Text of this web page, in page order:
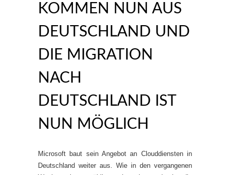
KOMMEN NUN AUS
DEUTSCHLAND UND
DIE MIGRATION
NACH
DEUTSCHLAND IST
NUN MÖGLICH
Microsoft baut sein Angebot an Clouddiensten in
Deutschland weiter aus. Wie in den vergangenen